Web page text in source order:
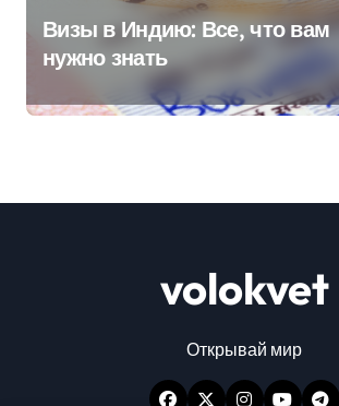
Визы в Индию: Все, что вам
нужно знать
volokvet
Открывай мир